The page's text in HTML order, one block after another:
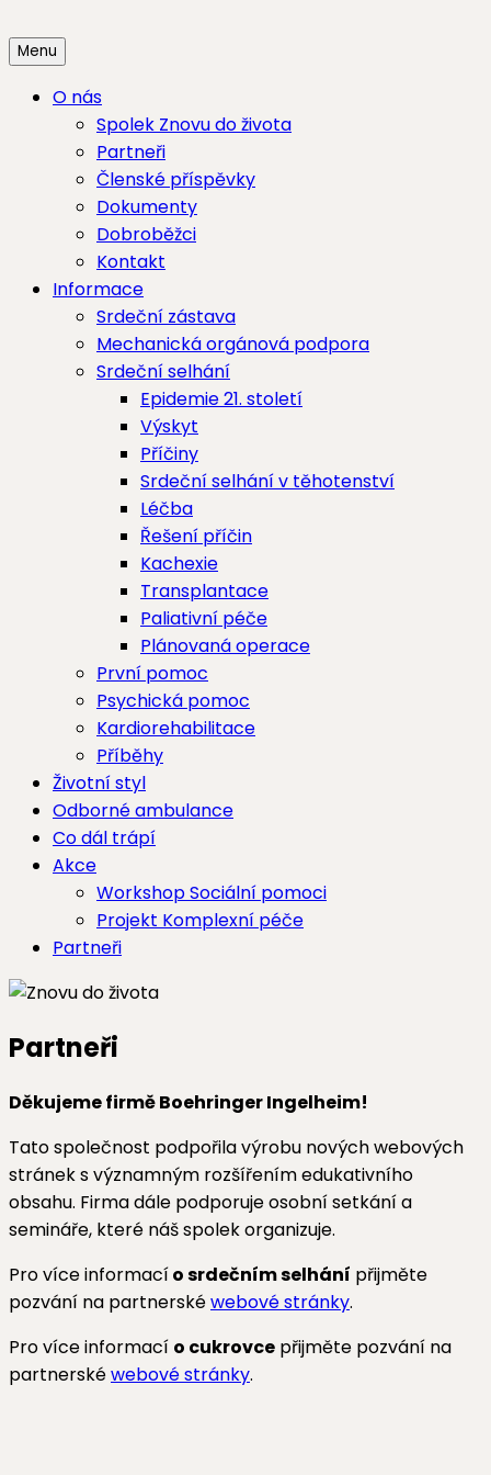
toMenu
O nás
Spolek Znovu do života
Partneři
Členské příspěvky
Dokumenty
Dobroběžci
Kontakt
Informace
Srdeční zástava
Mechanická orgánová podpora
Srdeční selhání
Epidemie 21. století
Výskyt
Příčiny
Srdeční selhání v těhotenství
Léčba
Řešení příčin
Kachexie
Transplantace
Paliativní péče
Plánovaná operace
První pomoc
Psychická pomoc
Kardiorehabilitace
Příběhy
Životní styl
Odborné ambulance
Co dál trápí
Akce
Workshop Sociální pomoci
Projekt Komplexní péče
Partneři
Partneři
Děkujeme firmě Boehringer Ingelheim!
Tato společnost podpořila výrobu nových webových
stránek s významným rozšířením edukativního
obsahu. Firma dále podporuje osobní setkání a
semináře, které náš spolek organizuje.
Pro více informacío srdečním selhání přijměte
pozvání na partnerskéwebové stránky.
Pro více informací o cukrovce přijměte pozvání na
partnerskéwebové stránky.